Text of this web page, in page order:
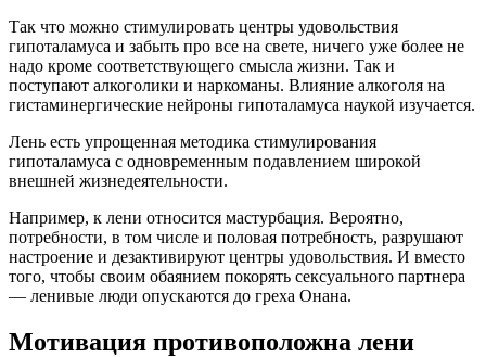
Так что можно стимулировать центры удовольствия
гипоталамуса и забыть про все на свете, ничего уже более не
надо кроме соответствующего смысла жизни. Так и
поступают алкоголики и наркоманы. Влияние алкоголя на
гистаминергические нейроны гипоталамуса наукой изучается.
Лень есть упрощенная методика стимулирования
гипоталамуса с одновременным подавлением широкой
внешней жизнедеятельности.
Например, к лени относится мастурбация. Вероятно,
потребности, в том числе и половая потребность, разрушают
настроение и дезактивируют центры удовольствия. И вместо
того, чтобы своим обаянием покорять сексуального партнера
— ленивые люди опускаются до греха Онана.
Мотивация противоположна лени